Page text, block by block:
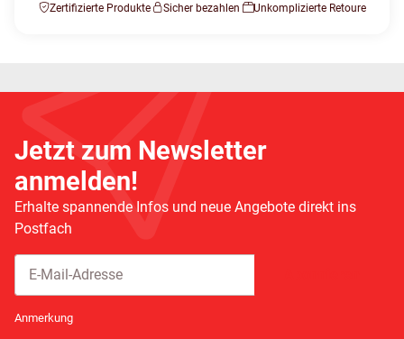
Zertifizierte Produkte Sicher bezahlen Unkomplizierte Retoure
Jetzt zum Newsletter
anmelden!
Erhalte spannende Infos und neue Angebote direkt ins
Postfach
Anmerkung